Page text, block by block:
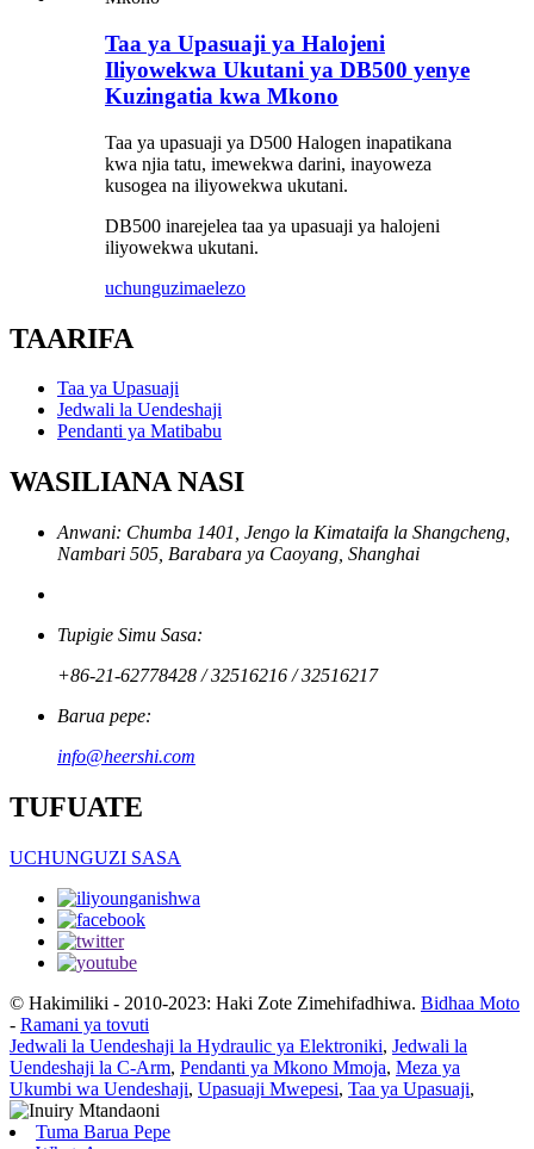
Taa ya Upasuaji ya Halojeni
Iliyowekwa Ukutani ya DB500 yenye
Kuzingatia kwa Mkono
Taa ya upasuaji ya D500 Halogen inapatikana
kwa njia tatu, imewekwa darini, inayoweza
kusogea na iliyowekwa ukutani.
DB500 inarejelea taa ya upasuaji ya halojeni
iliyowekwa ukutani.
uchunguzimaelezo
TAARIFA
Taa ya Upasuaji
Jedwali la Uendeshaji
Pendanti ya Matibabu
WASILIANA NASI
Anwani: Chumba 1401, Jengo la Kimataifa la Shangcheng,
Nambari 505, Barabara ya Caoyang, Shanghai
Tupigie Simu Sasa:
+86-21-62778428 / 32516216 / 32516217
Barua pepe:
info@heershi.com
TUFUATE
UCHUNGUZI SASA
© Hakimiliki - 2010-2023: Haki Zote Zimehifadhiwa. Bidhaa Moto
- Ramani ya tovuti
Jedwali la Uendeshaji la Hydraulic ya Elektroniki, Jedwali la
Uendeshaji la C-Arm, Pendanti ya Mkono Mmoja, Meza ya
Ukumbi wa Uendeshaji, Upasuaji Mwepesi, Taa ya Upasuaji,
Tuma Barua Pepe